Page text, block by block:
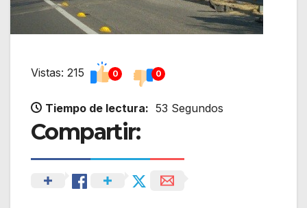
Vistas: 215 0 0
Tiempo de lectura: 53 Segundos
Compartir: